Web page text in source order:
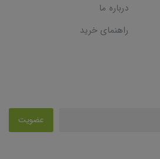
درباره ما
راهنمای خرید
عضویت